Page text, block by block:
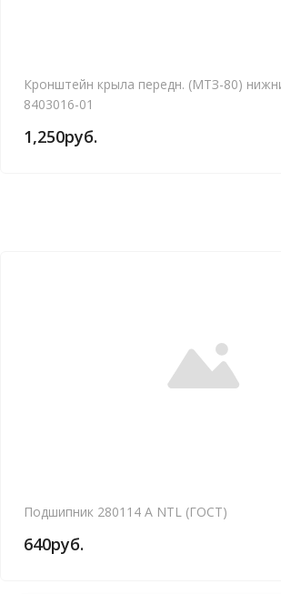
Кронштейн крыла передн. (МТЗ-80)
8403016-01
1,250руб.
Подшипник 280114 А NTL (ГОСТ)
640руб.